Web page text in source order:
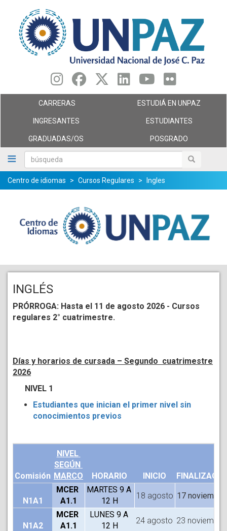
contenido
principal
búsqueda búsqueda
CARRERAS ESTUDIÁ EN UNPAZ
INGRESANTES ESTUDIANTES
GRADUADAS/OS POSGRADO
Centro de idiomas Cursos Regulares Ingles
INGLÉS
PRÓRROGA: Hasta el 11 de agosto 2026 - Cursos
regulares 2° cuatrimestre.
Días y horarios de cursada – Segundo cuatrimestre
2026
NIVEL 1
Estudiantes que inician el primer nivel sin
conocimientos previos
Comisión
NIVEL
SEGÚN
MARCO
HORARIO INICIO
N1A1
MCER
A1.1
MARTES 9 A
12 H
18 agosto 17 noviembre
N1A2
MCER
A1.1
LUNES 9 A
12 H
24 agosto 23 noviembre